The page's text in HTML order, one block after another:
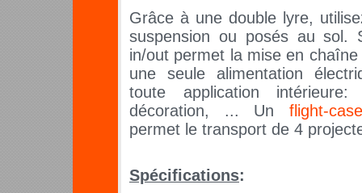
Grâce à une double lyre,
suspension ou posés au sol.
in/out permet la mise en
une seule alimentation
toute application intérieure:
décoration, ... Un flight-case
permet le transport de 4
Spécifications: